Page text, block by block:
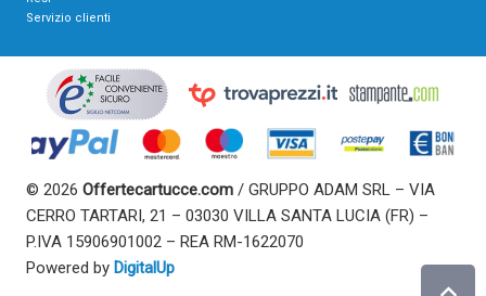
Servizio clienti
© 2026 Offertecartucce.com / GRUPPO ADAM SRL – VIA
CERRO TARTARI, 21 – 03030 VILLA SANTA LUCIA (FR) –
P.IVA 15906901002 – REA RM-1622070
Powered by DigitalUp